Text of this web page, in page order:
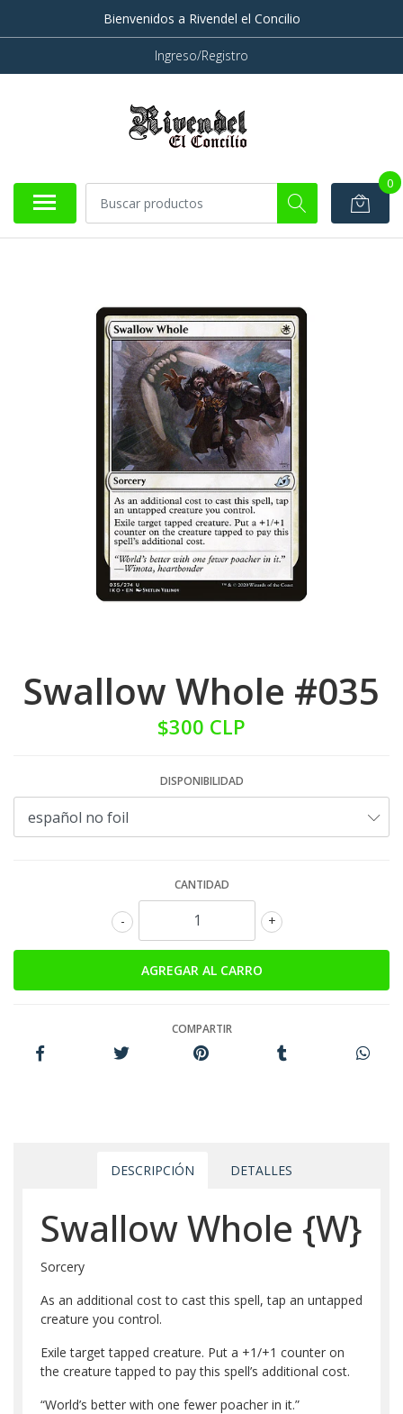
Bienvenidos a Rivendel el Concilio
Ingreso/Registro
0
Swallow Whole #035
$300 CLP
DISPONIBILIDAD
CANTIDAD
+
-
COMPARTIR
DESCRIPCIÓN DETALLES
Swallow Whole {W}
Sorcery
As an additional cost to cast this spell, tap an untapped
creature you control.
Exile target tapped creature. Put a +1/+1 counter on
the creature tapped to pay this spell’s additional cost.
“World’s better with one fewer poacher in it.”